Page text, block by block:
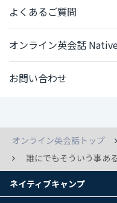
よくあるご質問
オンライン英会話
お問い合わせ
オンライン英会話トップ
誰にでもそういう事あ
ネイティブキャンプ